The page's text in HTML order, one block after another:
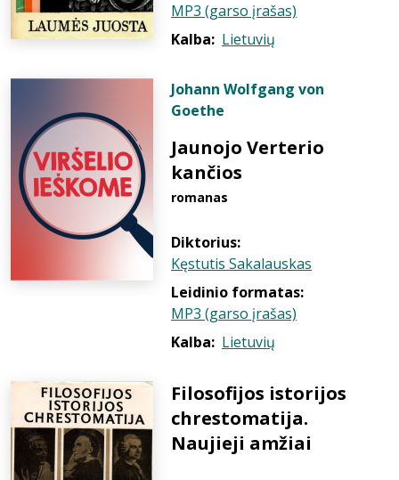
MP3 (garso įrašas)
Kalba: Lietuvių
Johann Wolfgang von
Goethe
Jaunojo Verterio
kančios
romanas
Diktorius:
Kęstutis Sakalauskas
Leidinio formatas:
MP3 (garso įrašas)
Kalba: Lietuvių
Filosofijos istorijos
chrestomatija.
Naujieji amžiai